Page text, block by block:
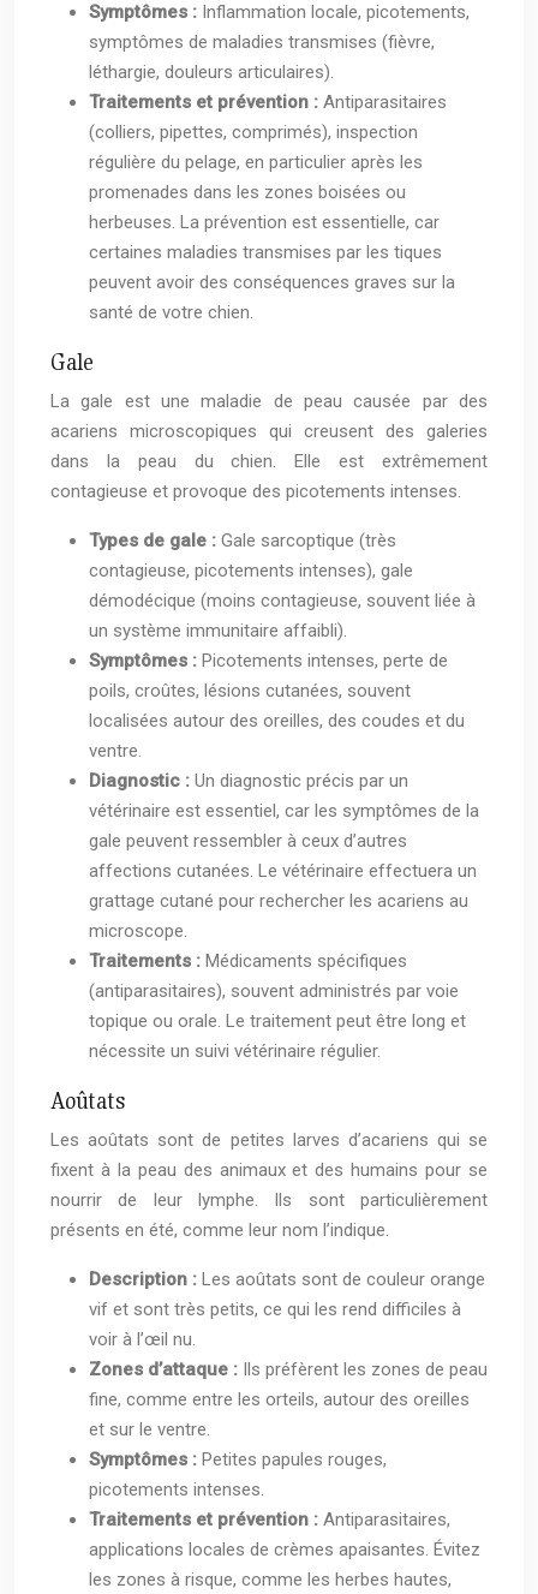
Symptômes : Inflammation locale, picotements,
symptômes de maladies transmises (fièvre,
léthargie, douleurs articulaires).
Traitements et prévention : Antiparasitaires
(colliers, pipettes, comprimés), inspection
régulière du pelage, en particulier après les
promenades dans les zones boisées ou
herbeuses. La prévention est essentielle, car
certaines maladies transmises par les tiques
peuvent avoir des conséquences graves sur la
santé de votre chien.
Gale
La gale est une maladie de peau causée par des
acariens microscopiques qui creusent des galeries
dans la peau du chien. Elle est extrêmement
contagieuse et provoque des picotements intenses.
Types de gale : Gale sarcoptique (très
contagieuse, picotements intenses), gale
démodécique (moins contagieuse, souvent liée à
un système immunitaire affaibli).
Symptômes : Picotements intenses, perte de
poils, croûtes, lésions cutanées, souvent
localisées autour des oreilles, des coudes et du
ventre.
Diagnostic : Un diagnostic précis par un
vétérinaire est essentiel, car les symptômes de la
gale peuvent ressembler à ceux d’autres
affections cutanées. Le vétérinaire effectuera un
grattage cutané pour rechercher les acariens au
microscope.
Traitements : Médicaments spécifiques
(antiparasitaires), souvent administrés par voie
topique ou orale. Le traitement peut être long et
nécessite un suivi vétérinaire régulier.
Aoûtats
Les aoûtats sont de petites larves d’acariens qui se
fixent à la peau des animaux et des humains pour se
nourrir de leur lymphe. Ils sont particulièrement
présents en été, comme leur nom l’indique.
Description : Les aoûtats sont de couleur orange
vif et sont très petits, ce qui les rend difficiles à
voir à l’œil nu.
Zones d’attaque :
Ils préfèrent les zones de peau
fine, comme entre les orteils, autour des oreilles
et sur le ventre.
Symptômes : Petites papules rouges,
picotements intenses.
Traitements et prévention : Antiparasitaires,
applications locales de crèmes apaisantes. Évitez
les zones à risque, comme les herbes hautes,